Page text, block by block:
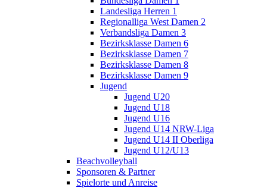
Landesliga Herren 1
Regionalliga West Damen 2
Verbandsliga Damen 3
Bezirksklasse Damen 6
Bezirksklasse Damen 7
Bezirksklasse Damen 8
Bezirksklasse Damen 9
Jugend
Jugend U20
Jugend U18
Jugend U16
Jugend U14 NRW-Liga
Jugend U14 II Oberliga
Jugend U12/U13
Beachvolleyball
Sponsoren & Partner
Spielorte und Anreise